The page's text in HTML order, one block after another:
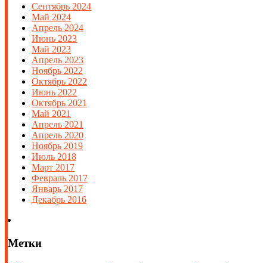
Сентябрь 2024
Май 2024
Апрель 2024
Июнь 2023
Май 2023
Апрель 2023
Ноябрь 2022
Октябрь 2022
Июнь 2022
Октябрь 2021
Май 2021
Апрель 2021
Апрель 2020
Ноябрь 2019
Июль 2018
Март 2017
Февраль 2017
Январь 2017
Декабрь 2016
Метки